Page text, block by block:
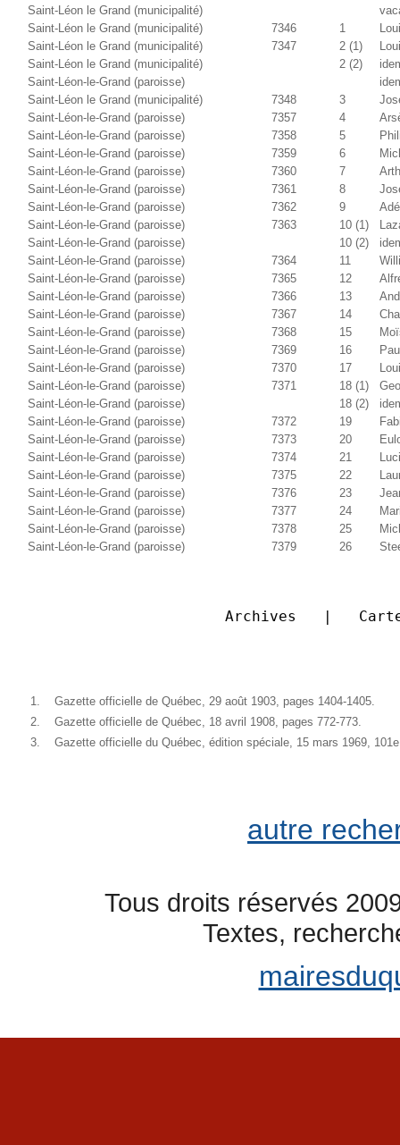
Saint-Léon le Grand (municipalité)
Saint-Léon le Grand (municipalité)
7346 1
Saint-Léon le Grand (municipalité)
7347 2 (1)
Saint-Léon le Grand (municipalité)
2 (2)
Saint-Léon-le-Grand (paroisse)
Saint-Léon le Grand (municipalité)
7348 3
Saint-Léon-le-Grand (paroisse)
7357 4
Saint-Léon-le-Grand (paroisse)
7358 5
Saint-Léon-le-Grand (paroisse)
7359 6
Saint-Léon-le-Grand (paroisse)
7360 7
Saint-Léon-le-Grand (paroisse)
7361 8
Saint-Léon-le-Grand (paroisse)
7362 9
Saint-Léon-le-Grand (paroisse)
7363 10 (1)
Saint-Léon-le-Grand (paroisse)
10 (2)
Saint-Léon-le-Grand (paroisse)
7364 11
Saint-Léon-le-Grand (paroisse)
7365 12
Saint-Léon-le-Grand (paroisse)
7366 13
Saint-Léon-le-Grand (paroisse)
7367 14
Saint-Léon-le-Grand (paroisse)
7368 15
Saint-Léon-le-Grand (paroisse)
7369 16
Saint-Léon-le-Grand (paroisse)
7370 17
Saint-Léon-le-Grand (paroisse)
7371 18 (1)
Saint-Léon-le-Grand (paroisse)
18 (2)
Saint-Léon-le-Grand (paroisse)
7372 19
Saint-Léon-le-Grand (paroisse)
7373 20
Saint-Léon-le-Grand (paroisse)
7374 21
Saint-Léon-le-Grand (paroisse)
7375 22
Saint-Léon-le-Grand (paroisse)
7376 23
Saint-Léon-le-Grand (paroisse)
7377 24
Saint-Léon-le-Grand (paroisse)
7378 25
Saint-Léon-le-Grand (paroisse)
7379 26
Archives   |
1.
Gazette officielle de Québec, 29 août 1903, pages 1404-1405.
2.
Gazette officielle de Québec, 18 avril 1908, pages 772-773.
3.
Gazette officielle du Québec, édition spéciale, 15 mars 1969,
autre
Tous droits réservés
Textes,